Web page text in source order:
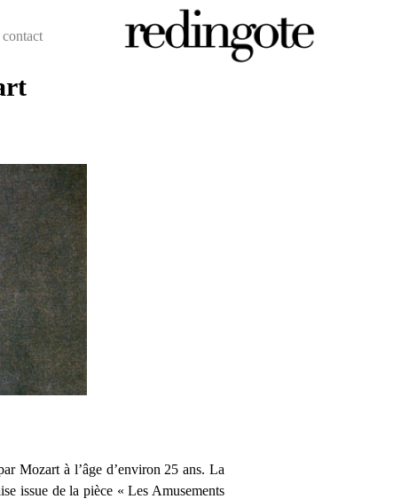
contact
Mozart à l’âge d’environ 25 ans. La
issue de la pièce « Les Amusements